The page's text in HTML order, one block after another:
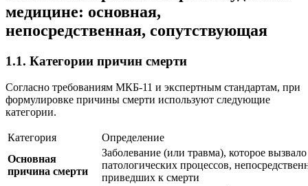
медицине: основная,
непосредственная, сопутствующая
1.1. Категории причин смерти
Согласно требованиям МКБ-11 и экспертным стандартам, при
формулировке причины смерти используют следующие
категории.
Категория
Определение
Основная
причина смерти
Заболевание (или травма), которое
патологических процессов,
приведших к смерти